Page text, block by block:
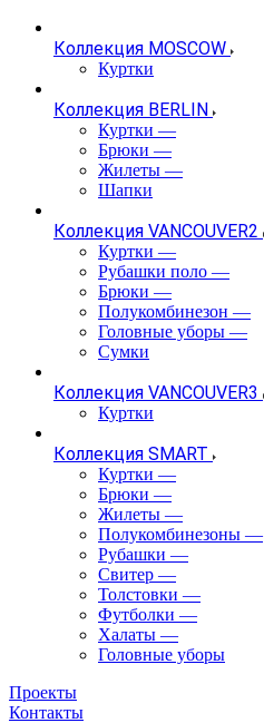
Коллекция MOSCOW
Куртки
Коллекция BERLIN
Куртки —
Брюки —
Жилеты —
Шапки
Коллекция VANCOUVER2
Куртки —
Рубашки поло —
Брюки —
Полукомбинезон —
Головные уборы —
Сумки
Коллекция VANCOUVER3
Куртки
Коллекция SMART
Куртки —
Брюки —
Жилеты —
Полукомбинезоны —
Рубашки —
Свитер —
Толстовки —
Футболки —
Халаты —
Головные уборы
Проекты
Контакты